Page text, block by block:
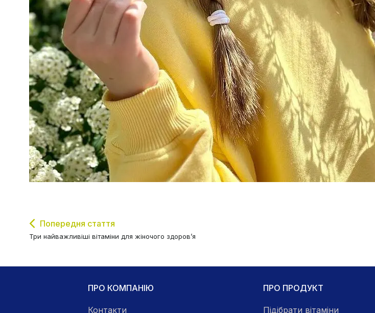
Попередня стаття
Три найважливіші вітаміни для жіночого здоров’я
ПРО КОМПАНІЮ
Контакти
ПРО ПРОДУКТ
Підібрати вітаміни